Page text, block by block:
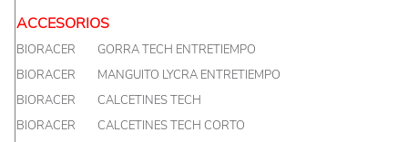
ACCESORIOS
BIORACER
GORRA TECH ENTRETIEMPO
BIORACER
MANGUITO LYCRA ENTRETIEMPO
BIORACER
CALCETINES TECH
BIORACER
CALCETINES TECH CORTO